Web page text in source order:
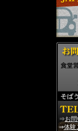
⇒お
⇒体験